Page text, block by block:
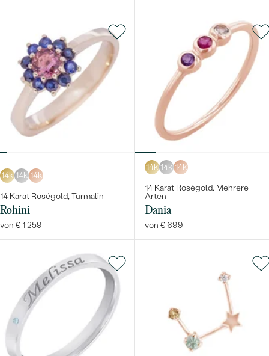
14k 14k 14k
14 Karat Roségold, Turmalin
Rohini
von € 1 259
14k 14k 14k
14 Karat Roségold, Mehrere
Arten
Dania
von € 699